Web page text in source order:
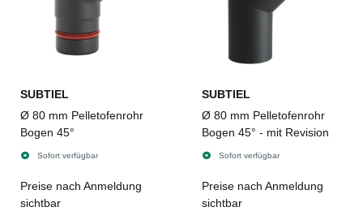
SUBTIEL
Ø 80 mm Pelletofenrohr
Bogen 45°
Sofort verfügbar
Preise nach Anmeldung
sichtbar
SUBTIEL
Ø 80 mm Pelletofenrohr
Bogen 45° - mit Revision
Sofort verfügbar
Preise nach Anmeldung
sichtbar